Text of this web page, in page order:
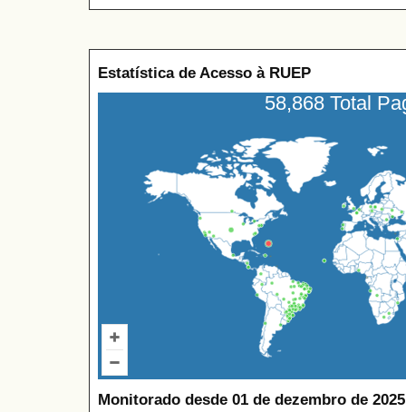
Estatística de Acesso à RUEP
58,868 Total
Monitorado desde 01 de dezembro de